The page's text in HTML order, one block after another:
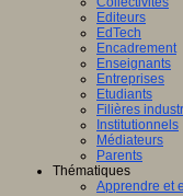
Editeurs
EdTech
Encadrement
Enseignants
Entreprises
Etudiants
Filières
Institutionnels
Médiateurs
Parents
Thématiques
Apprendre et